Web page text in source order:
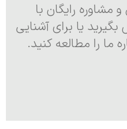
مشاوره رایگان با
یا برای آشنایی
ما را مطالعه کنید.